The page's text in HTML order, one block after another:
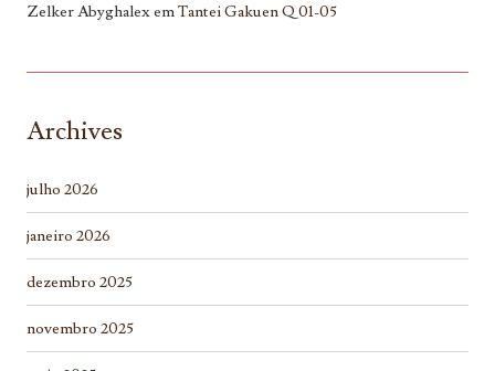
Zelker AbyghalexemTantei Gakuen Q 01-05
Archives
julho 2026
janeiro 2026
dezembro 2025
novembro 2025